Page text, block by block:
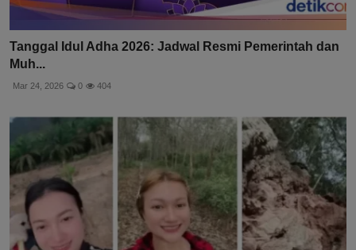
Tanggal Idul Adha 2026: Jadwal Resmi Pemerintah dan
Muh...
Mar 24, 2026 0 404